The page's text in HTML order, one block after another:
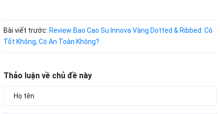
Bài viết trước: Review Bao Cao Su Innova Vàng Dotted & Ribbed: Có
Tốt Không, Có An Toàn Không?
Thảo luận về chủ đề này